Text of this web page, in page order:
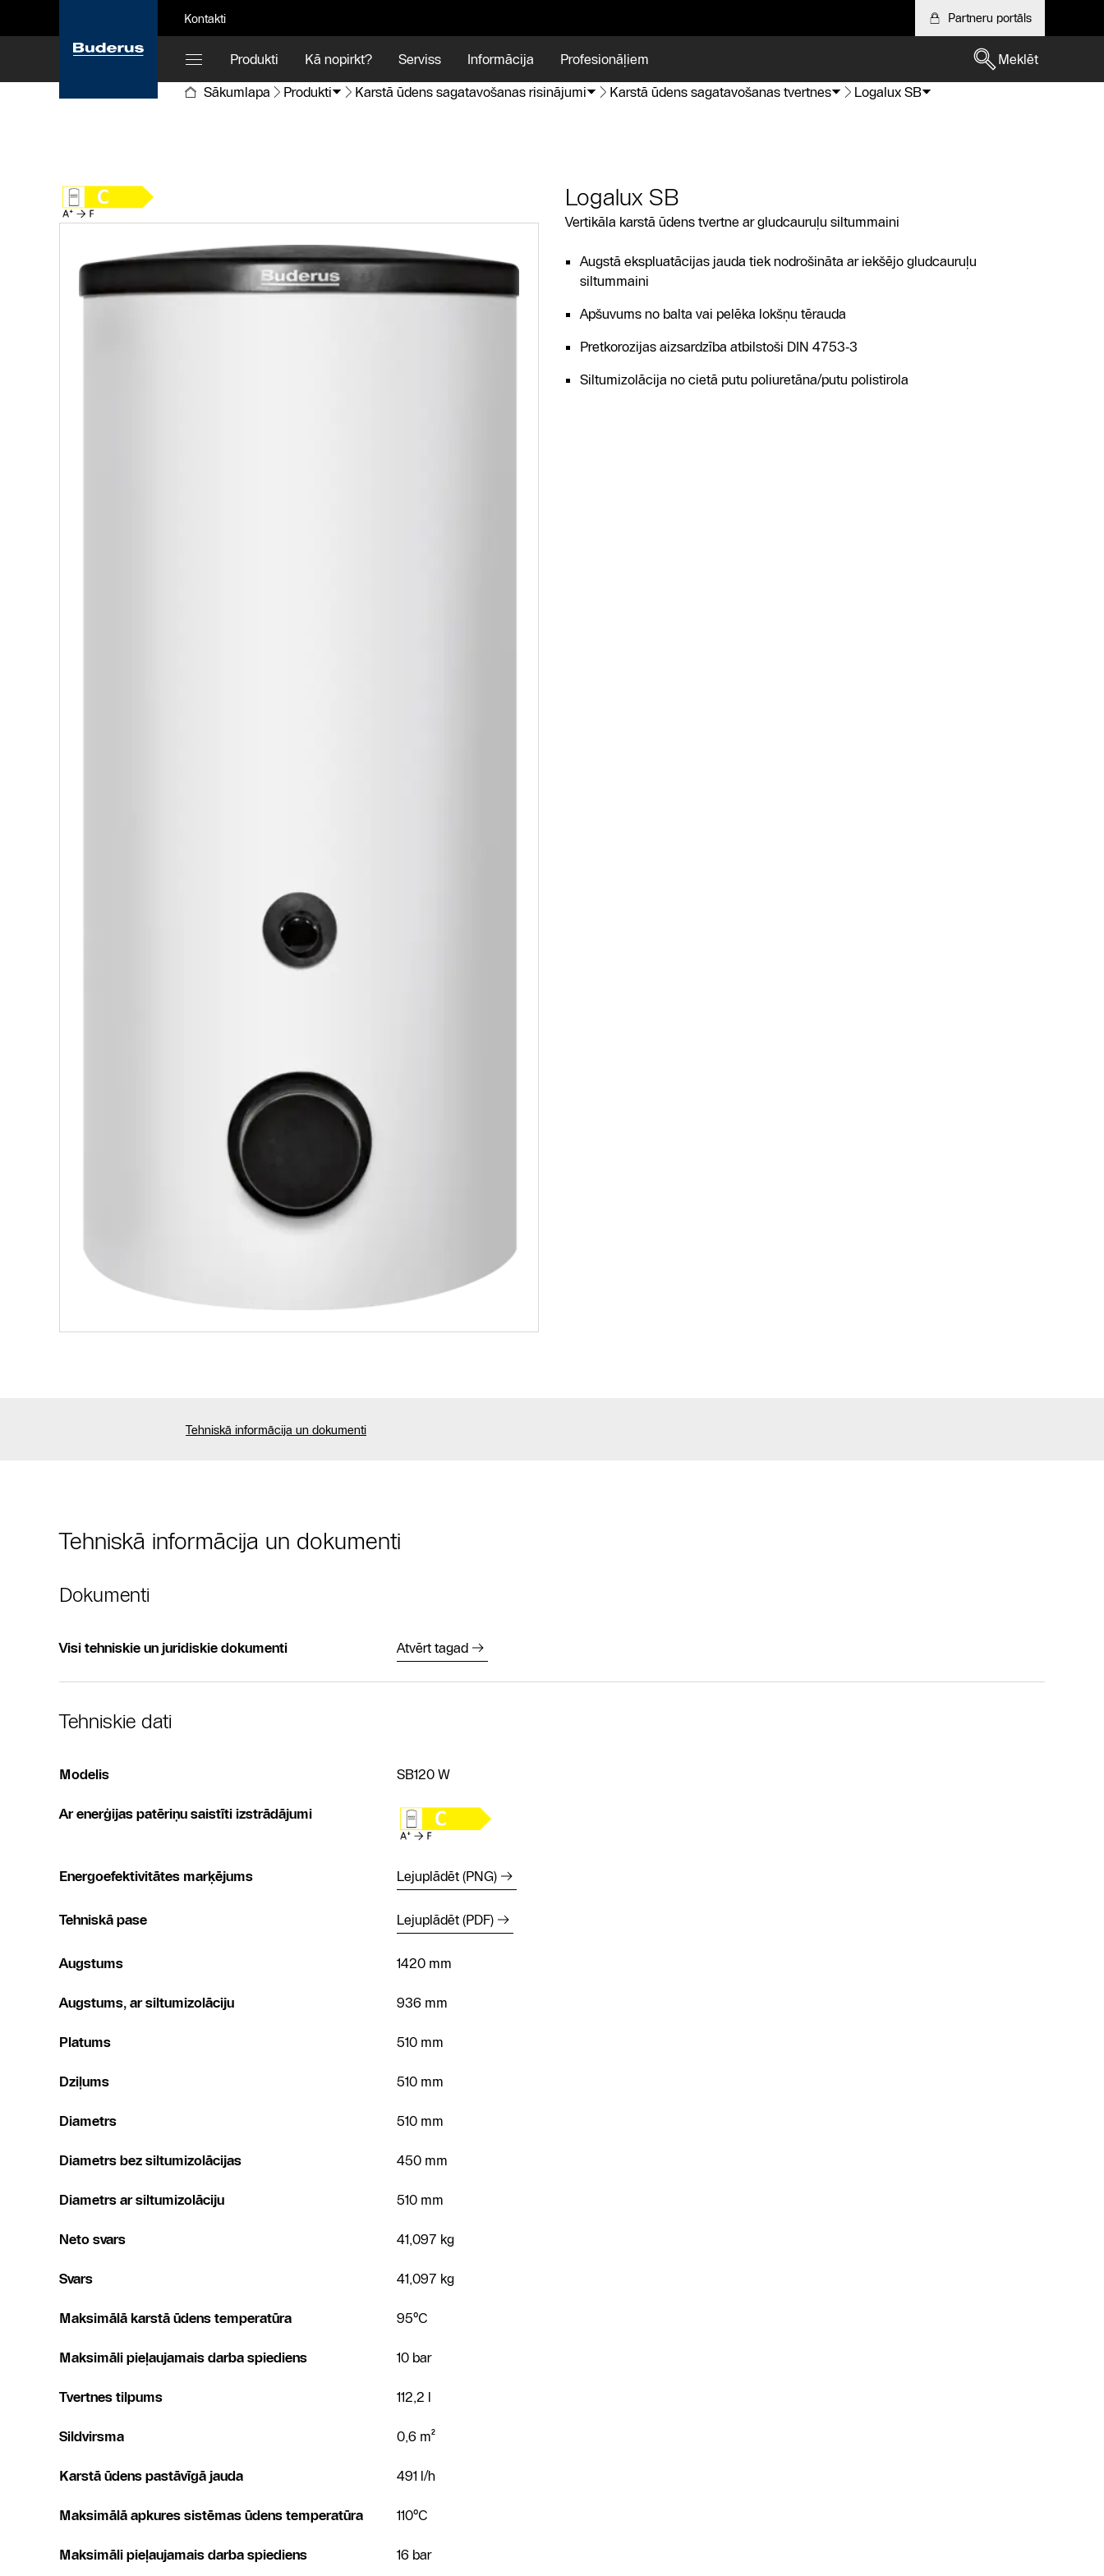
Kontakti Partneru portāls
Produkti Kā nopirkt? Serviss Informācija Profesionāļiem
Meklēt
Sākumlapa
Produkti Karstā ūdens sagatavošanas risinājumi Karstā ūdens sagatavošanas tvertnes Logalux SB
Logalux SB
Vertikāla karstā ūdens tvertne ar gludcauruļu siltummaini
Augstā ekspluatācijas jauda tiek nodrošināta ar iekšējo gludcauruļu
siltummaini
Apšuvums no balta vai pelēka lokšņu tērauda
Pretkorozijas aizsardzība atbilstoši DIN 4753‑3
Siltumizolācija no cietā putu poliuretāna/putu polistirola
Tehniskā informācija un dokumenti
Tehniskā informācija un dokumenti
Dokumenti
Visi tehniskie un juridiskie dokumenti Atvērt tagad
Tehniskie dati
Modelis SB120 W
Ar enerģijas patēriņu saistīti izstrādājumi
Energoefektivitātes marķējums Lejuplādēt (PNG)
Tehniskā pase Lejuplādēt (PDF)
Augstums 1420 mm
Augstums, ar siltumizolāciju 936 mm
Platums 510 mm
Dziļums 510 mm
Diametrs 510 mm
Diametrs bez siltumizolācijas 450 mm
Diametrs ar siltumizolāciju 510 mm
Neto svars 41,097 kg
Svars 41,097 kg
Maksimālā karstā ūdens temperatūra 95°C
Maksimāli pieļaujamais darba spiediens 10 bar
Tvertnes tilpums 112,2 l
Sildvirsma 0,6 m²
Karstā ūdens pastāvīgā jauda 491 l/h
Maksimālā apkures sistēmas ūdens temperatūra 110°C
Maksimāli pieļaujamais darba spiediens 16 bar